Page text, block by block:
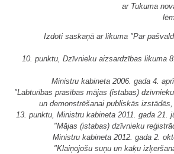
ar Tukuma
Izdoti saskaņā ar likuma "Par
10. punktu, Dzīvnieku aizsardzības likuma
Ministru kabineta 2006. gada 4.
"Labturības prasības mājas (istabas)
un demonstrēšanai publiskās
13. punktu, Ministru kabineta 2011. gada 21.
"Mājas (istabas) dzīvnieku
Ministru kabineta 2012. gada 2.
"Klaiņojošu suņu un kaķu